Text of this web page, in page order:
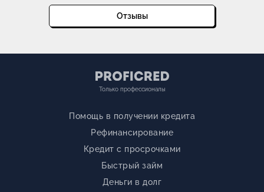
Отзывы
Только профессионалы
Помощь в получении кредита
Рефинансирование
Кредит с просрочками
Быстрый займ
Деньги в долг